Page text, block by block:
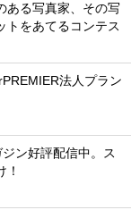
ある写真家、その写
トをあてるコンテス
法人プラン
ン好評配信中。ス
！